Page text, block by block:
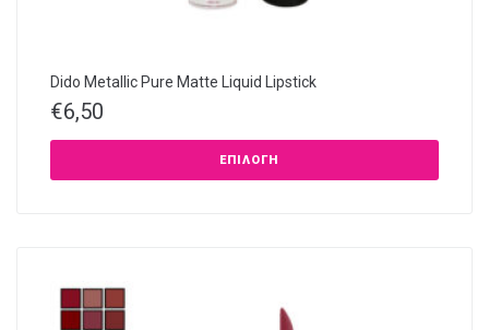
Dido Metallic Pure Matte Liquid Lipstick
€6,50
ΕΠΙΛΟΓΉ